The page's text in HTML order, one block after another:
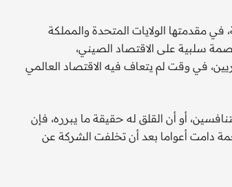
مقدمتها الولايات المتحدة والمملكة
سلبية على الاقتصاد الصيني،
في وقت لم يتعاف فيه الاقتصاد العالمي
أو أن القلق له حقيقة ما يبرره، فإن
دامت أعواما بعد أن تخلفت الشركة عن